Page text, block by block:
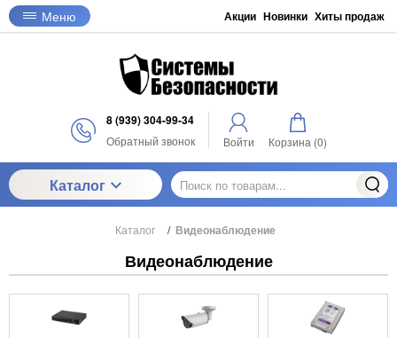
Меню Акции Новинки Хиты продаж
8 (939) 304-99-34
Обратный звонок Войти Корзина (0)
Каталог
Каталог / Видеонаблюдение
Видеонаблюдение